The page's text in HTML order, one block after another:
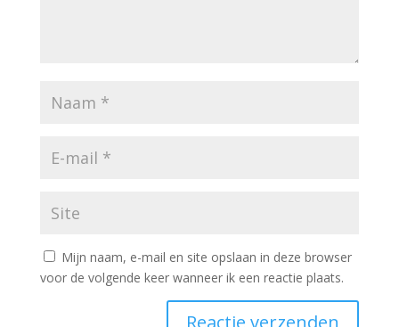
Mijn naam, e-mail en site opslaan in deze browser
voor de volgende keer wanneer ik een reactie plaats.